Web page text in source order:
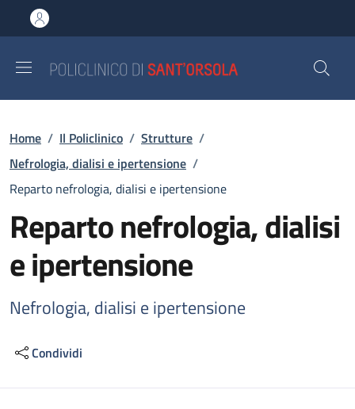
al contenuto principale
to footer content
Briciole di pane
Home / Il Policlinico / Strutture /
Nefrologia, dialisi e ipertensione /
Reparto nefrologia, dialisi e ipertensione
Reparto nefrologia, dialisi
e ipertensione
Nefrologia, dialisi e ipertensione
Condividi